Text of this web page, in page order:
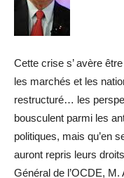
Cette crise s’ avère
les marchés et les
restructuré… les
bousculent parmi les
politiques, mais qu’en
auront repris leurs
Général de l’OCDE,